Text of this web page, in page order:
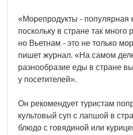
«Морепродукты - популярная
поскольку в стране так много
но Вьетнам - это не только
пишет журнал. «На самом
разнообразие еды в стране
у посетителей».
Он рекомендует туристам
культовый суп с лапшой в
блюдо с говядиной или